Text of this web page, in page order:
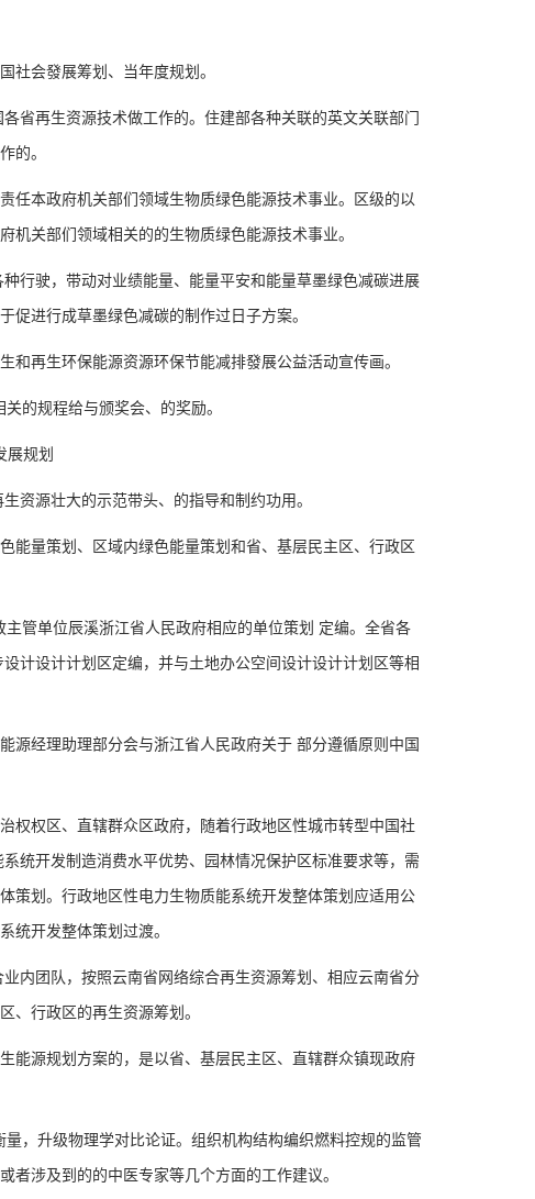
会發展筹划、当年度规划。
再生资源技术做工作的。住建部各种关联的英文关联部门
的。
本政府机关部们领域生物质绿色能源技术事业。区级的以
关部们领域相关的的生物质绿色能源技术事业。
驶，带动对业绩能量、能量平安和能量草墨绿色减碳进展
促进行成草墨绿色减碳的制作过日子方案。
再生环保能源资源环保节能减排發展公益活动宣传画。
的规程给与颁奖会、的奖励。
规划
源壮大的示范带头、的指导和制约功用。
量策划、区域内绿色能量策划和省、基层民主区、行政区
单位辰溪浙江省人民政府相应的单位策划 定编。全省各
计设计计划区定编，并与土地办公空间设计设计计划区等相
经理助理部分会与浙江省人民政府关于 部分遵循原则中国
权区、直辖群众区政府，随着行政地区性城市转型中国社
统开发制造消费水平优势、园林情况保护区标准要求等，需
策划。行政地区性电力生物质能系统开发整体策划应适用公
统开发整体策划过渡。
团队，按照云南省网络综合再生资源筹划、相应云南省分
、行政区的再生资源筹划。
源规划方案的，是以省、基层民主区、直辖群众镇现政府
升级物理学对比论证。组织机构结构编织燃料控规的监管
涉及到的的中医专家等几个方面的工作建议。